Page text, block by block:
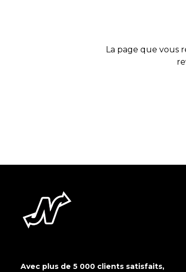
La page que vous
Avec plus de 5 000 clients satisfaits,